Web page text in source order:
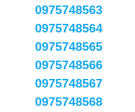
0975748563
0975748564
0975748565
0975748566
0975748567
0975748568